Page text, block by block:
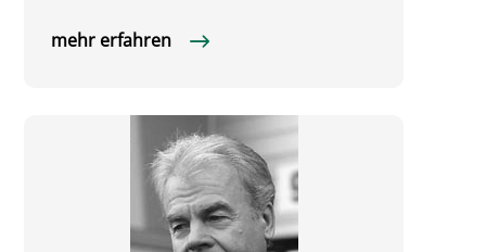
mehr erfahren